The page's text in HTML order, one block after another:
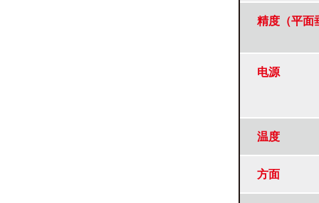
精度（平面
电源
温度
方面